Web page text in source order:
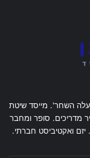
'עלה השחר'. מייסד שיטת
מדריכים. סופר ומחבר
ואקטיביסט חברתי.